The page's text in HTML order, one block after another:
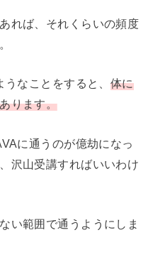
れば、それくらいの頻度
なことをすると、 体に
ります。
に通うのが億劫になっ
沢山受講すればいいわけ
い範囲で通うようにしま